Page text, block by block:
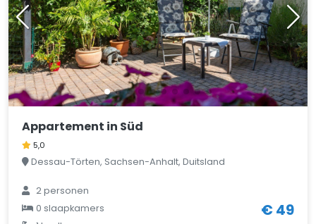
Appartement in Süd
5,0
Dessau-Törten, Sachsen-Anhalt, Duitsland
2 personen
0 slaapkamers
€ 49